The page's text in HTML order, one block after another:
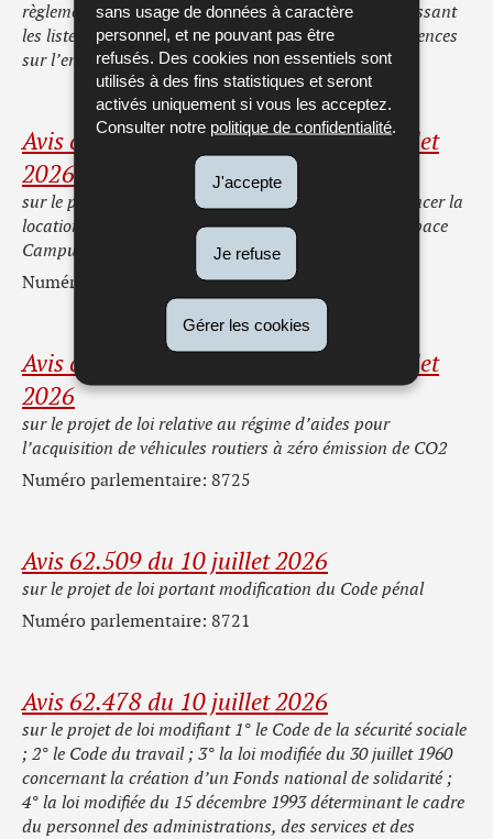
sans usage de données à caractère
personnel, et ne pouvant pas être
refusés. Des cookies non essentiels sont
utilisés à des fins statistiques et seront
activés uniquement si vous les acceptez.
Consulter notre politique de confidentialité
J'accepte
Je refuse
Gérer les cookies
règlement grand-ducal modifié du 15 mai 2018 établissant
les listes de projets soumis à une évaluation des incidences
sur l’environnement
Avis complémentaire 62.536 du 10 juillet
2026
sur le projet de loi autorisant le Gouvernement à financer la
location et l’exploitation d’un centre de test sur le « Space
Campus » à Kockelscheuer
Numéro parlementaire: 8729
Avis complémentaire 62.523 du 10 juillet
2026
sur le projet de loi relative au régime d’aides pour
l’acquisition de véhicules routiers à zéro émission de CO2
Numéro parlementaire: 8725
Avis 62.509 du 10 juillet 2026
sur le projet de loi portant modification du Code pénal
Numéro parlementaire: 8721
Avis 62.478 du 10 juillet 2026
sur le projet de loi modifiant 1° le Code de la sécurité sociale
; 2° le Code du travail ; 3° la loi modifiée du 30 juillet 1960
concernant la création d’un Fonds national de solidarité ;
4° la loi modifiée du 15 décembre 1993 déterminant le cadre
du personnel des administrations, des services et des